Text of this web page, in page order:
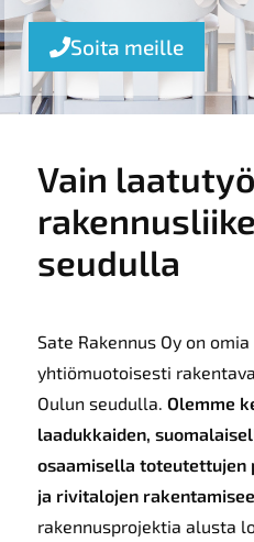
Soita meille
Vain
seudulla
Sate Rakennus Oy on
yhtiömuotoisesti
Oulun seudulla.Olemme
laadukkaiden,
osaamisella
ja rivitalojen
rakennusprojektia alusta